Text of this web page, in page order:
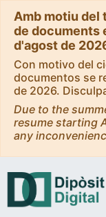
Amb motiu del
de documents
d'agost de
Con motivo del
documentos se
de 2026.
Due to the
resume starting
any